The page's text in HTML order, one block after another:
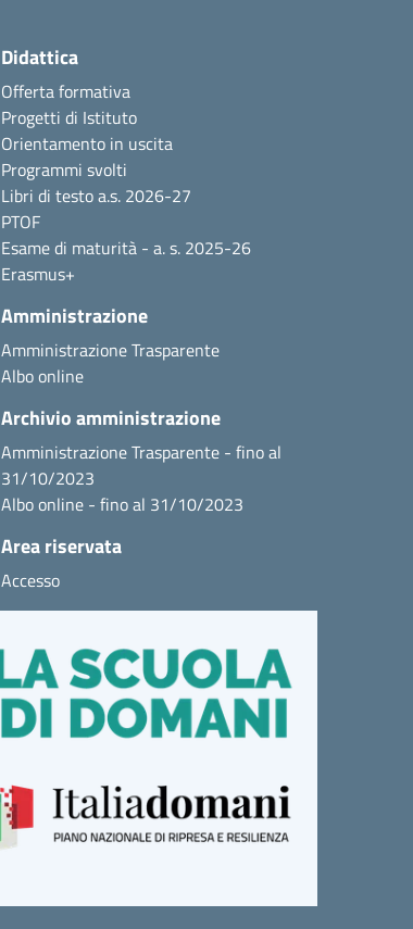
Didattica
Offerta formativa
Progetti di Istituto
Orientamento in uscita
Programmi svolti
Libri di testo a.s. 2026-27
PTOF
Esame di maturità - a. s. 2025-26
Erasmus+
Amministrazione
Amministrazione Trasparente
Albo online
Archivio amministrazione
Amministrazione Trasparente - fino al
31/10/2023
Albo online - fino al 31/10/2023
Area riservata
Accesso